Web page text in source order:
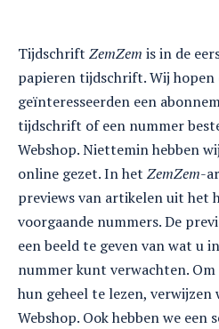
Tijdschrift ZemZem is in de
papieren tijdschrift. Wij hopen
geïnteresseerden een
tijdschrift of een nummer
Webshop. Niettemin hebben
online gezet. In het ZemZem-
previews van artikelen uit het
voorgaande nummers. De
een beeld te geven van wat u
nummer kunt verwachten.
hun geheel te lezen, verwijzen
Webshop. Ook hebben we een